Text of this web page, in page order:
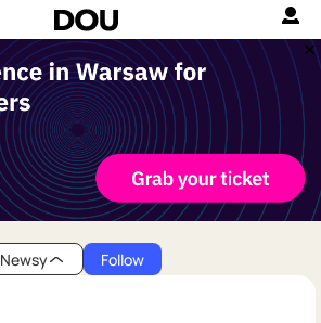
Newsy Follow